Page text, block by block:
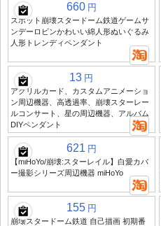
660 円
スポット崩壊スタードーム鉄道ゲームサ
ンデーロビンかわいい綿人形ぬいぐるみ
人形トレンディペンダント
13 円
アクリルカード、カスタムアニメーショ
ン周辺機器、高透過率、崩壊スターレー
ルコンサート、星の周辺機器、アルバム
DIYペンダント
621 円
【miHoYo/崩壊:スターレイル】白愛カバ
ー撮影シリーズ周辺機器 miHoYo
155 円
崩壊スタードーム鉄道 自己描画 初期番